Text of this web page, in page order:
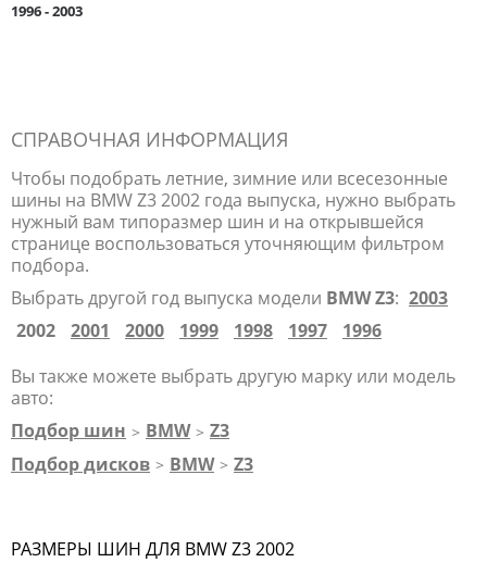
1996 - 2003
СПРАВОЧНАЯ ИНФОРМАЦИЯ
Чтобы подобрать летние, зимние или всесезонные
шины на BMW Z3 2002 года выпуска, нужно выбрать
нужный вам типоразмер шин и на открывшейся
странице воспользоваться уточняющим фильтром
подбора.
Выбрать другой год выпуска модели BMW Z3: 2003
2002
2001 2000 1999 1998 1997
1996
Вы также можете выбрать другую марку или модель
авто:
Подбор шин > BMW > Z3
Подбор дисков > BMW > Z3
РАЗМЕРЫ ШИН ДЛЯ BMW Z3 2002